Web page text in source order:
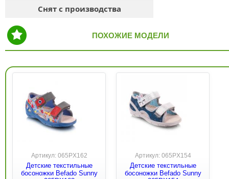
Снят с производства
ПОХОЖИЕ МОДЕЛИ
Артикул: 065PX162
Детские текстильные
босоножки Befado Sunny
Артикул: 065PX154
Детские текстильные
босоножки Befado Sunny